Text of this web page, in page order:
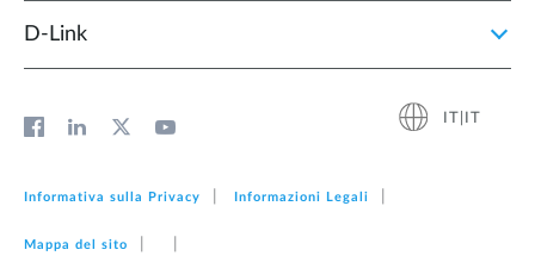
D‑Link
Informativa sulla Privacy Informazioni Legali
Mappa del sito